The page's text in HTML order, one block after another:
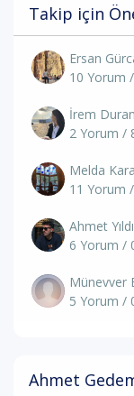
Takip için
Ersan
10 Yorum
İrem Duran
2 Yorum /
Melda
11 Yorum
Ahmet
6 Yorum /
Münevver
5 Yorum /
Ahmet